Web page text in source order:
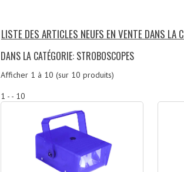
LISTE DES ARTICLES NEUFS EN VENTE DANS LA
DANS LA CATÉGORIE: STROBOSCOPES
Afficher 1 à 10 (sur 10 produits)
1 - - 10